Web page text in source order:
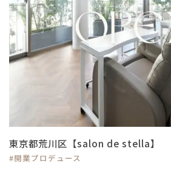
東京都荒川区【salon de stella】
#開業プロデュース